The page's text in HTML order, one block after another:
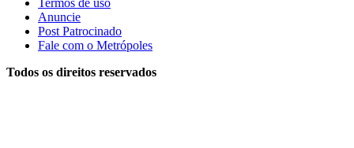
Termos de uso
Anuncie
Post Patrocinado
Fale com o Metrópoles
Todos os direitos reservados